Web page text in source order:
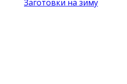
Заготовки на зиму